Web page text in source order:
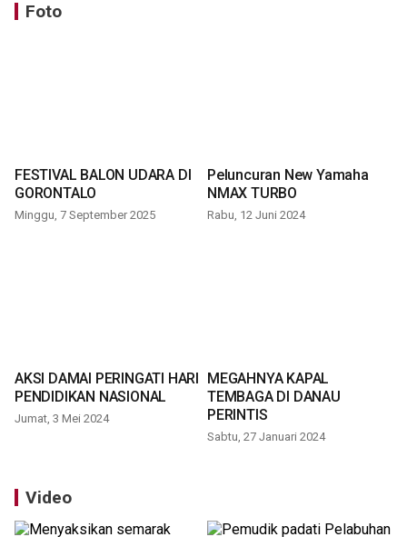
Foto
FESTIVAL BALON UDARA DI
GORONTALO
Minggu, 7 September 2025
Peluncuran New Yamaha
NMAX TURBO
Rabu, 12 Juni 2024
AKSI DAMAI PERINGATI HARI
PENDIDIKAN NASIONAL
Jumat, 3 Mei 2024
MEGAHNYA KAPAL
TEMBAGA DI DANAU
PERINTIS
Sabtu, 27 Januari 2024
Video